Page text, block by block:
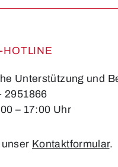
HOTLINE
Unterstützung und
2951866
– 17:00 Uhr
Kontaktformular.